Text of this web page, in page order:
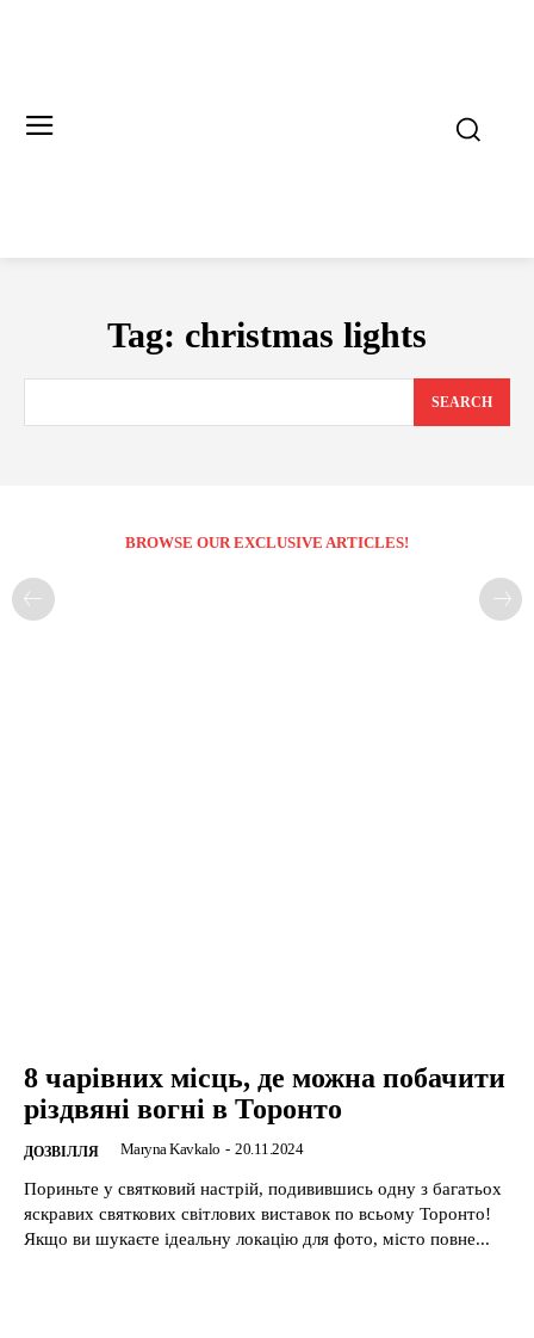
Tag: christmas lights
SEARCH
BROWSE OUR EXCLUSIVE ARTICLES!
8 чарівних місць, де можна побачити
різдвяні вогні в Торонто
ДОЗВІЛЛЯ Maryna Kavkalo - 20.11.2024
Пориньте у святковий настрій, подивившись одну з багатьох
яскравих святкових світлових виставок по всьому Торонто!
Якщо ви шукаєте ідеальну локацію для фото, місто повне...